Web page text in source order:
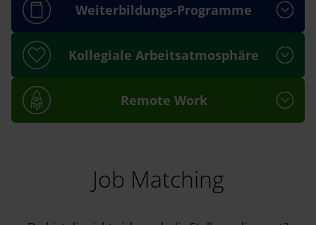
Weiterbildungs-Programme
Kollegiale Arbeitsatmosphäre
Remote Work
Job Matching